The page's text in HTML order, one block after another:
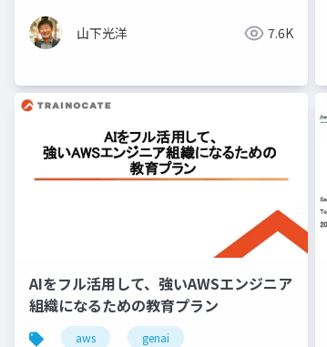
山下光洋 7.6K
AIをフル活用して、強いAWSエンジニア
組織になるための教育プラン
aws genai